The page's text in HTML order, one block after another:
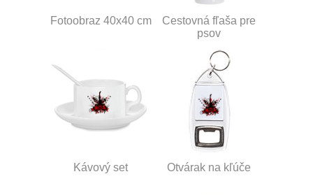
Fotoobraz 40x40 cm
Cestovná fľaša pre
psov
Kávový set Otvárak na kľúče